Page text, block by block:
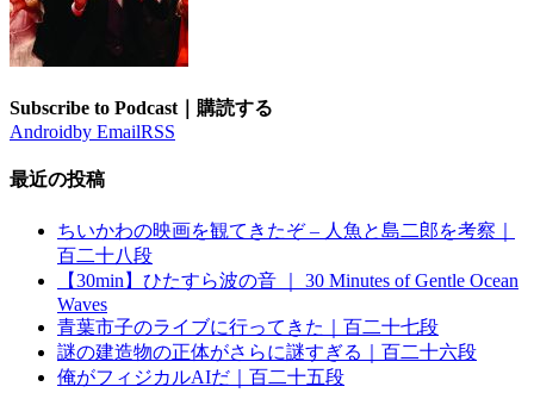
Subscribe to Podcast｜購読する
Androidby EmailRSS
最近の投稿
ちいかわの映画を観てきたぞ – 人魚と島二郎を考察｜
百二十八段
【30min】ひたすら波の音 ｜ 30 Minutes of Gentle Ocean
Waves
青葉市子のライブに行ってきた｜百二十七段
謎の建造物の正体がさらに謎すぎる｜百二十六段
俺がフィジカルAIだ｜百二十五段